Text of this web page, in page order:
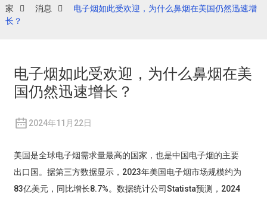
家 消息
电子烟如此受欢迎，为什么鼻烟在美国仍然迅速增
长？
电子烟如此受欢迎，为什么鼻烟在美
国仍然迅速增长？
2024年11月22日
美国是全球电子烟需求量最高的国家，也是中国电子烟的主要
出口国。据第三方数据显示，2023年美国电子烟市场规模约为
83亿美元，同比增长8.7%。数据统计公司Statista预测，2024